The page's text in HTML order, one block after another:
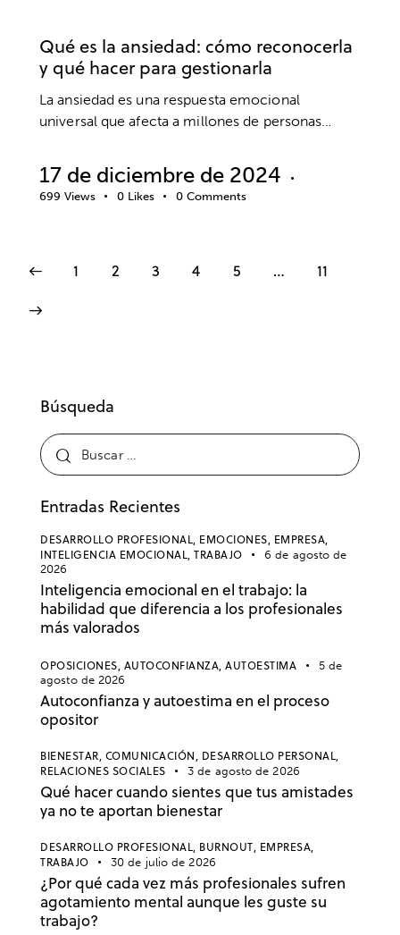
Qué es la ansiedad: cómo reconocerla
y qué hacer para gestionarla
La ansiedad es una respuesta emocional
universal que afecta a millones de personas…
17 de diciembre de 2024
699 Views 0 Likes 0 Comments
1 2 3 4 5 … 11
Búsqueda
Entradas Recientes
DESARROLLO PROFESIONAL, EMOCIONES, EMPRESA,
INTELIGENCIA EMOCIONAL, TRABAJO
6 de agosto de
2026
Inteligencia emocional en el trabajo: la
habilidad que diferencia a los profesionales
más valorados
OPOSICIONES, AUTOCONFIANZA, AUTOESTIMA
5 de
agosto de 2026
Autoconfianza y autoestima en el proceso
opositor
BIENESTAR, COMUNICACIÓN, DESARROLLO PERSONAL,
RELACIONES SOCIALES
3 de agosto de 2026
Qué hacer cuando sientes que tus amistades
ya no te aportan bienestar
DESARROLLO PROFESIONAL, BURNOUT, EMPRESA,
TRABAJO
30 de julio de 2026
¿Por qué cada vez más profesionales sufren
agotamiento mental aunque les guste su
trabajo?